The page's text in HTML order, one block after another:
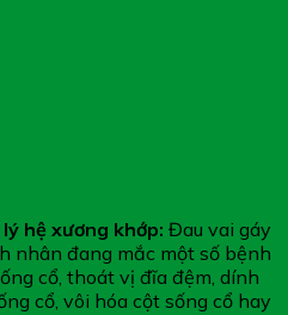
hệ xương khớp: Đau vai gáy
nhân đang mắc một số bệnh
cổ, thoát vị đĩa đệm, dính
cổ, vôi hóa cột sống cổ hay